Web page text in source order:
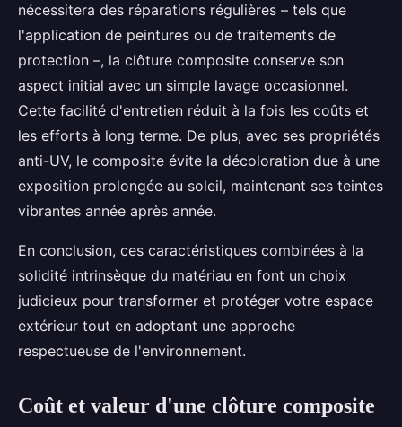
nécessitera des réparations régulières – tels que
l'application de peintures ou de traitements de
protection –, la clôture composite conserve son
aspect initial avec un simple lavage occasionnel.
Cette facilité d'entretien réduit à la fois les coûts et
les efforts à long terme. De plus, avec ses propriétés
anti-UV, le composite évite la décoloration due à une
exposition prolongée au soleil, maintenant ses teintes
vibrantes année après année.
En conclusion, ces caractéristiques combinées à la
solidité intrinsèque du matériau en font un choix
judicieux pour transformer et protéger votre espace
extérieur tout en adoptant une approche
respectueuse de l'environnement.
Coût et valeur d'une clôture composite